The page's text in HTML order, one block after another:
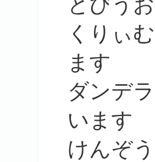
とびう
くりぃ
ます
ダンデ
います
けんぞ